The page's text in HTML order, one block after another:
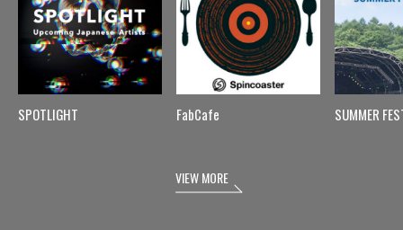
SPOTLIGHT FabCafe SUMMER
VIEW MORE